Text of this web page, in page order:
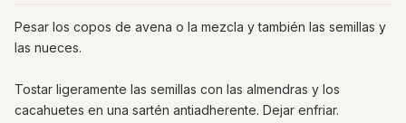
Pesar los copos de avena o la mezcla y también las semillas y
las nueces.
Tostar ligeramente las semillas con las almendras y los
cacahuetes en una sartén antiadherente. Dejar enfriar.